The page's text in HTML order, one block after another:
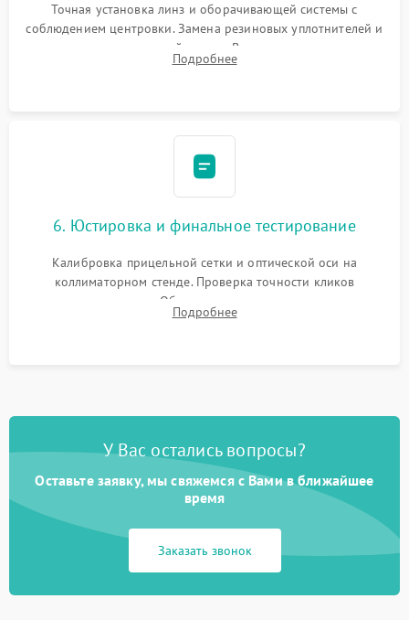
Точная установка линз и оборачивающей системы с
соблюдением центровки. Замена резиновых уплотнителей и
нанесение влагозащитной смазки. Вакуумирование корпуса
и заполнение его осушенным азотом или аргоном для
Подробнее
6. Юстировка и финальное тестирование
Калибровка прицельной сетки и оптической оси на
коллиматорном стенде. Проверка точности кликов
механизма поправок. Обязательное испытание прицела на
ударном стенде для проверки устойчивости к отдаче и
Подробнее
У Вас остались вопросы?
Оставьте заявку, мы свяжемся с Вами в ближайшее
время
Заказать звонок